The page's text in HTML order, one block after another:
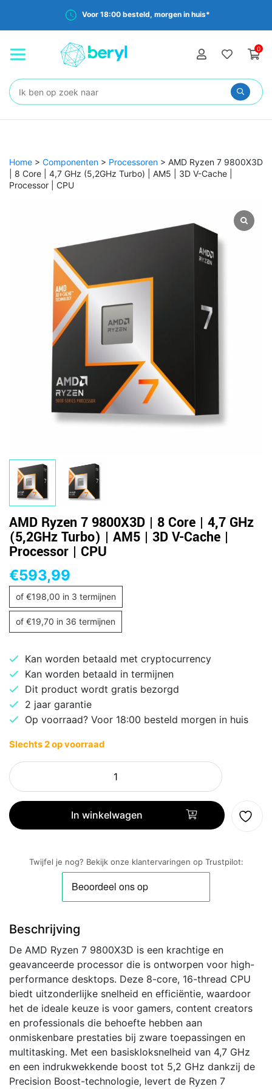
Voor 18:00 besteld, morgen in huis*
0
Zoeken:
Home > Componenten > Processoren > AMD Ryzen 7 9800X3D
| 8 Core | 4,7 GHz (5,2GHz Turbo) | AM5 | 3D V-Cache |
Processor | CPU
AMD Ryzen 7 9800X3D | 8 Core | 4,7 GHz
(5,2GHz Turbo) | AM5 | 3D V-Cache |
Processor | CPU
€593,99
of €198,00 in 3 termijnen
of €19,70 in 36 termijnen
Kan worden betaald met cryptocurrency
Kan worden betaald in termijnen
Dit product wordt gratis bezorgd
2 jaar garantie
Op voorraad? Voor 18:00 besteld morgen in huis
Slechts 2 op voorraad
AMD
Ryzen
9800X3D
|
Turbo)
AM5
|
3D
V-
Cache
|
Processor
|
CPU
In winkelwagen
Twijfel je nog? Bekijk onze klantervaringen op Trustpilot:
Beschrijving
De AMD Ryzen 7 9800X3D is een krachtige en
geavanceerde processor die is ontworpen voor high-
performance desktops. Deze 8-core, 16-thread CPU
biedt uitzonderlijke snelheid en efficiëntie, waardoor
het de ideale keuze is voor gamers, content creators
en professionals die behoefte hebben aan
onmiskenbare prestaties bij zware toepassingen en
multitasking. Met een basiskloksnelheid van 4,7 GHz
en een indrukwekkende boost tot 5,2 GHz dankzij de
Precision Boost-technologie, levert de Ryzen 7